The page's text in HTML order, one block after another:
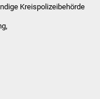
Kreispolizeibehörde